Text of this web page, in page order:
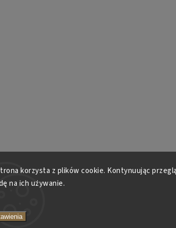
korzysta z plików cookie. Kontynuując
na ich używanie.